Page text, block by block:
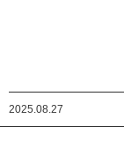
2025.08.27